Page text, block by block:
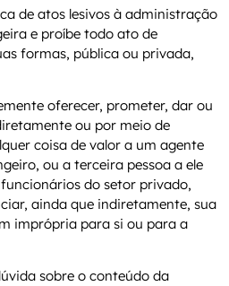
de atos lesivos à administração
e proíbe todo ato de
formas, pública ou privada,
oferecer, prometer, dar ou
ou por meio de
coisa de valor a um agente
ou a terceira pessoa a ele
do setor privado,
ainda que indiretamente, sua
imprópria para si ou para a
sobre o conteúdo da